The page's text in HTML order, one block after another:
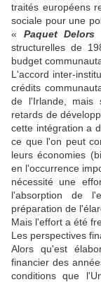
traités européens
sociale pour une
« Paquet Delors
structurelles de
budget
L'accord inter-
crédits
de l'Irlande, mais
retards de
cette intégration a
ce que l'on peut
leurs économies
en l'occurrence
nécessité une
l'absorption de
préparation de
Mais l'effort a été
Les perspectives
Alors qu'est
financier des
conditions que